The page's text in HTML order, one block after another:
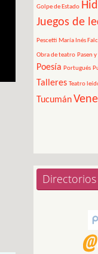
Golpe de Estado
Juegos de
Pescetti María Inés
Obra de teatro Pasen
Poesía Portugués
Talleres Teatro
Tucumán
Directorios